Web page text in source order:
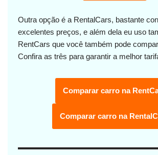
Outra opção é a RentalCars, bastante
excelentes preços, e além dela eu uso
RentCars que você também pode
Confira as três para garantir a melhor
Comparar carro na
Comparar carro na